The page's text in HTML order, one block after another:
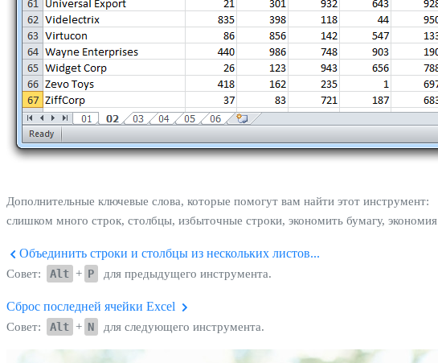
Дополнительные ключевые слова, которые помогут вам найти этот инструмент:
слишком много строк, столбцы, избыточные строки, экономить бумагу, экономия
Объединить строки и столбцы из нескольких листов...
Совет: Alt + P для предыдущего инструмента.
Сброс последней ячейки Excel
Совет: Alt + N для следующего инструмента.